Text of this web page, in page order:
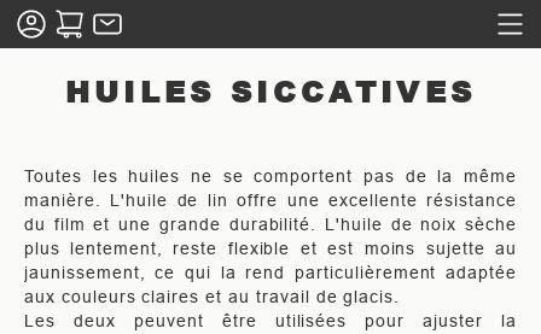
HUILES SICCATIVES
Toutes les huiles ne se comportent pas de la même
manière. L'huile de lin offre une excellente résistance
du film et une grande durabilité. L'huile de noix sèche
plus lentement, reste flexible et est moins sujette au
jaunissement, ce qui la rend particulièrement adaptée
aux couleurs claires et au travail de glacis.
Les deux peuvent être utilisées pour ajuster la